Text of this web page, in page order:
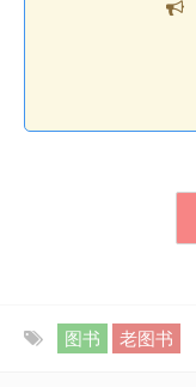
图书 老图书